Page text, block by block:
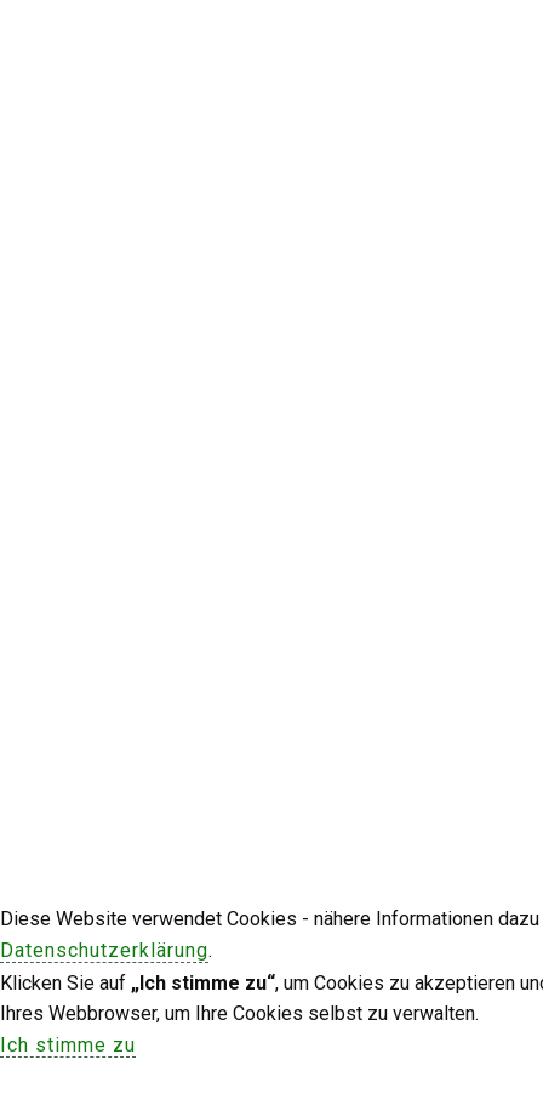
Diese Website verwendet Cookies - nähere Informationen
Datenschutzerklärung.
Klicken Sie auf „Ich stimme zu“, um Cookies zu akzeptieren
Ihres Webbrowser, um Ihre Cookies selbst zu verwalten.
Ich stimme zu